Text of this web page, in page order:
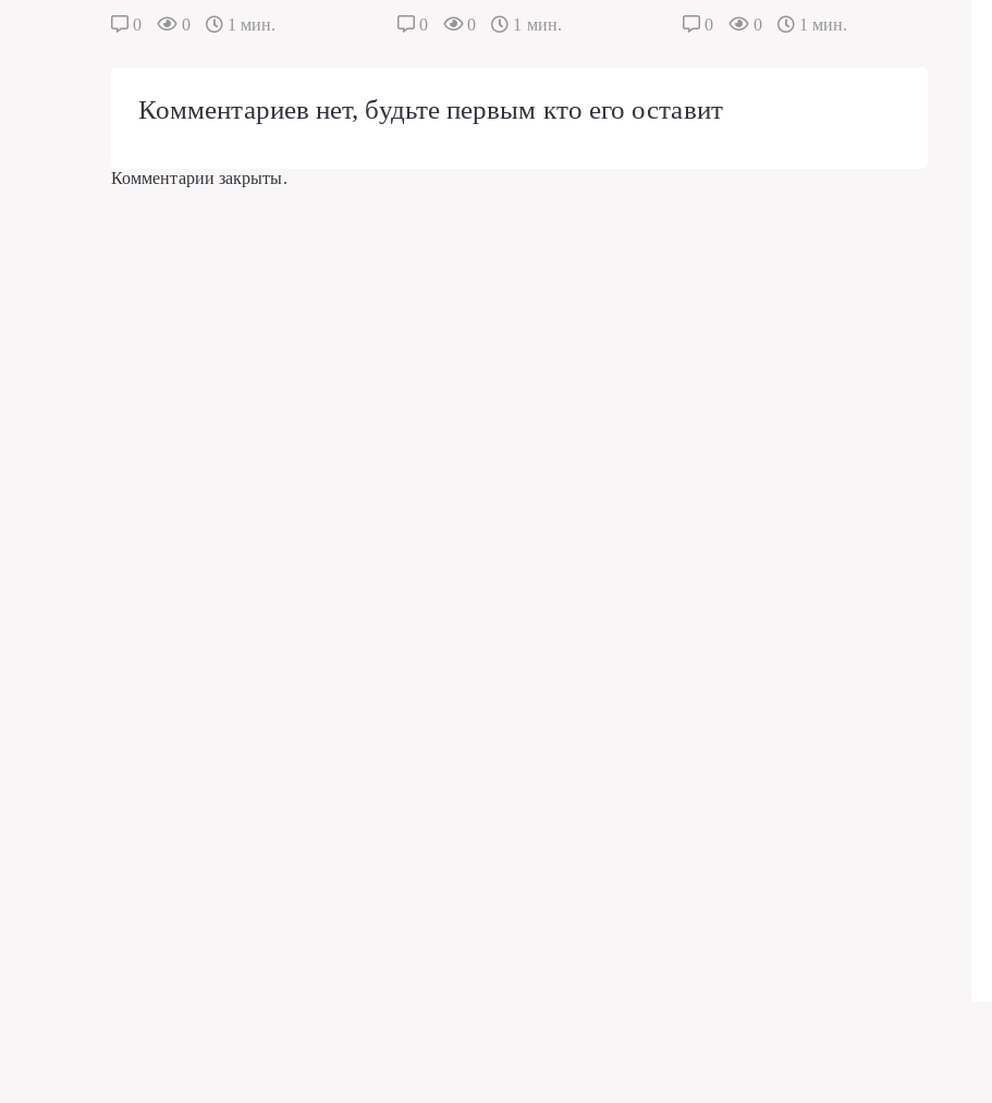
0 0 1 мин. 0 0 1 мин. 0 0 1 мин.
Комментариев нет, будьте первым кто его оставит
Комментарии закрыты.